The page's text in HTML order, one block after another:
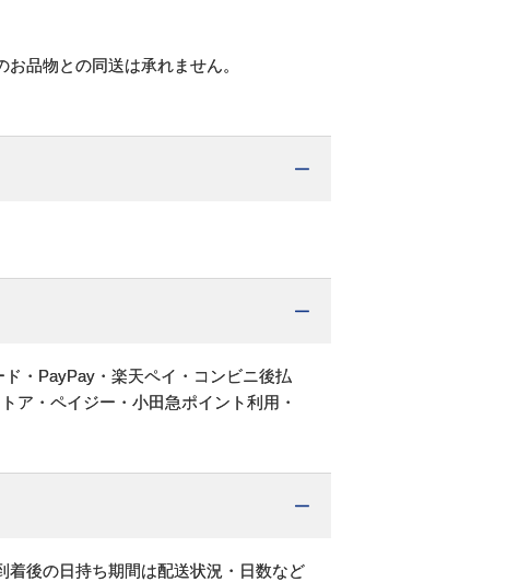
品物との同送は承れません。
・PayPay・楽天ペイ・コンビニ後払
ア・ペイジー・小田急ポイント利用・
後の日持ち期間は配送状況・日数など